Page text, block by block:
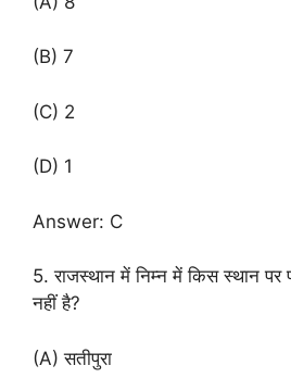
(B) 7
(C) 2
(D) 1
Answer: C
5. राजस्थान में निम्न में किस स्थान
नहीं है?
(A) सतीपुरा